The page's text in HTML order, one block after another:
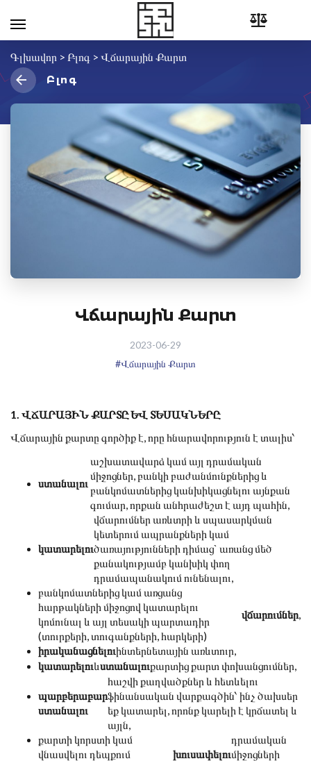
Գլխավոր > Բլոգ > Վճարային Քարտ
Բլոգ
Վճարային Քարտ
2023-06-29
#Վճարային Քարտ
1. ՎՃԱՐԱՅԻՆ ՔԱՐՏԸ ԵՎ ՏԵՍԱԿՆԵՐԸ
Վճարային քարտը գործիք է, որը հնարավորություն է տալիս՝
ստանալու
աշխատավարձ կամ այլ դրամական
միջոցներ, բանկի բաժանմունքներից և
բանկոմատներից կանխիկացնելու այնքան
գումար, որքան անհրաժեշտ է այդ պահին,
կատարելու
վճարումներ առևտրի և սպասարկման
կետերում ապրանքների կամ
ծառայությունների դիմաց` առանց մեծ
քանակությամբ կանխիկ փող
դրամապանակում ունենալու,
բանկոմատներից կամ առցանց
հարթակների միջոցով կատարելու
կոմունալ և այլ տեսակի պարտադիր
(տուրքերի, տուգանքների, հարկերի)
վճարումներ
իրականացնելուինտերնետային առևտուր,
կատարելուևստանալուքարտից քարտ փոխանցումներ,
պարբերաբար
ստանալու
հաշվի քաղվածքներ և հետևելու
ֆինանսական վարքագծին՝ ինչ ծախսեր
եք կատարել, որոնք կարելի է կրճատել և
այլն,
քարտի կորստի կամ
վնասվելու դեպքում
խուսափելու
դրամական
միջոցների